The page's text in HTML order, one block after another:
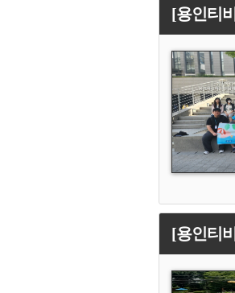
[용인티
[용인티